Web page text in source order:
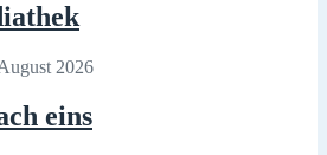
2026
eins